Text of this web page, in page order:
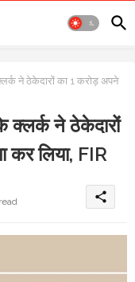
ने ठेकेदारों का 1 करोड़ अपने
ने ठेकेदारों
लिया, FIR
share